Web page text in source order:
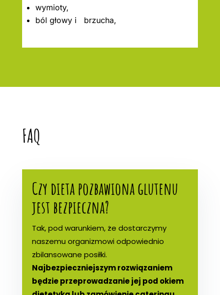
wymioty,
ból głowy i brzucha,
FAQ
Czy dieta pozbawiona glutenu
jest bezpieczna?
Tak, pod warunkiem, że dostarczymy
naszemu organizmowi odpowiednio
zbilansowane posiłki.
Najbezpieczniejszym rozwiązaniem
będzie przeprowadzanie jej pod okiem